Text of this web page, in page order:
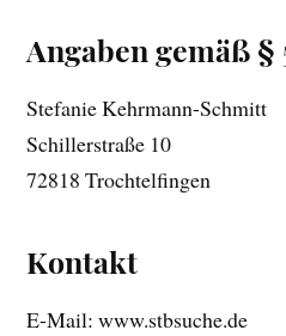
Angaben gemäß §
Stefanie Kehrmann-Schmitt
Schillerstraße 10
72818 Trochtelfingen
Kontakt
E-Mail: www.stbsuche.de